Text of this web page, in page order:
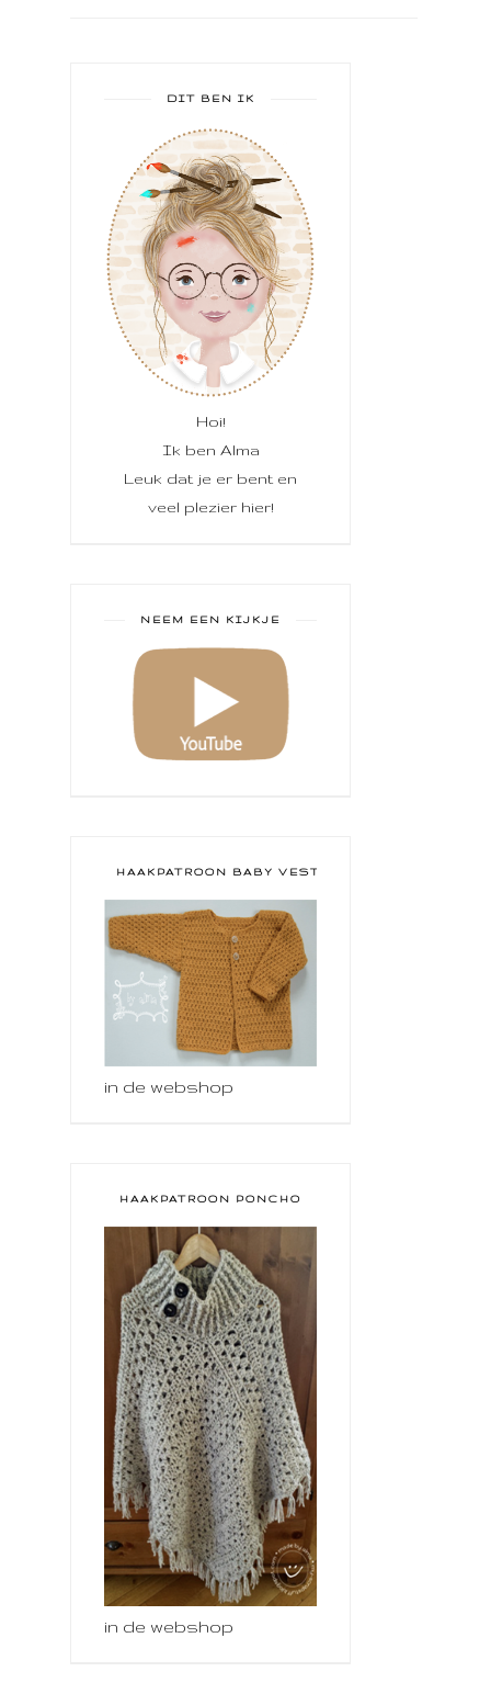
DIT BEN IK
Hoi!
Ik ben Alma
Leuk dat je er bent en
veel plezier hier!
NEEM EEN KIJKJE
HAAKPATROON BABY VESTJE
in de webshop
HAAKPATROON PONCHO
in de webshop